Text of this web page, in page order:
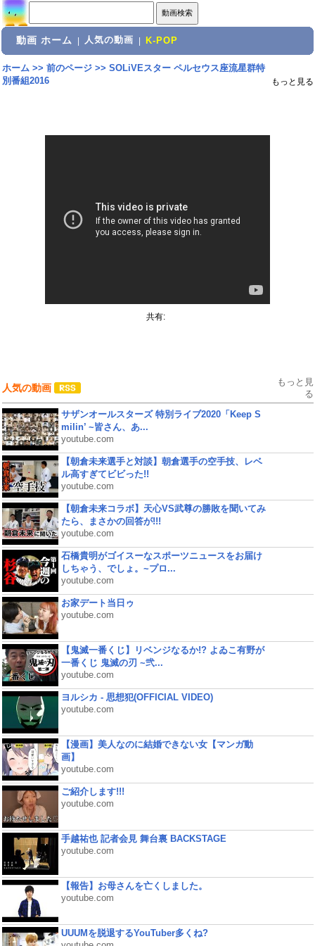
動画 ホーム 人気の動画 K-POP
ホーム>> 前のページ>> SOLiVEスター ペルセウス座流星群特
別番組2016
もっと見る
共有:
人気の動画
もっと見
る
サザンオールスターズ 特別ライブ2020「Keep S
milin’ ~皆さん、あ...
youtube.com
【朝倉未来選手と対談】朝倉選手の空手技、レベ
ル高すぎてビビった!!
youtube.com
【朝倉未来コラボ】天心VS武尊の勝敗を聞いてみ
たら、まさかの回答が!!!
youtube.com
石橋貴明がゴイスーなスポーツニュースをお届け
しちゃう、でしょ。~プロ...
youtube.com
お家デート当日ゥ
youtube.com
【鬼滅一番くじ】リベンジなるか!? よゐこ有野が
一番くじ 鬼滅の刃 ~弐...
youtube.com
ヨルシカ - 思想犯(OFFICIAL VIDEO)
youtube.com
【漫画】美人なのに結婚できない女【マンガ動
画】
youtube.com
ご紹介します!!!
youtube.com
手越祐也 記者会見 舞台裏 BACKSTAGE
youtube.com
【報告】お母さんを亡くしました。
youtube.com
UUUMを脱退するYouTuber多くね?